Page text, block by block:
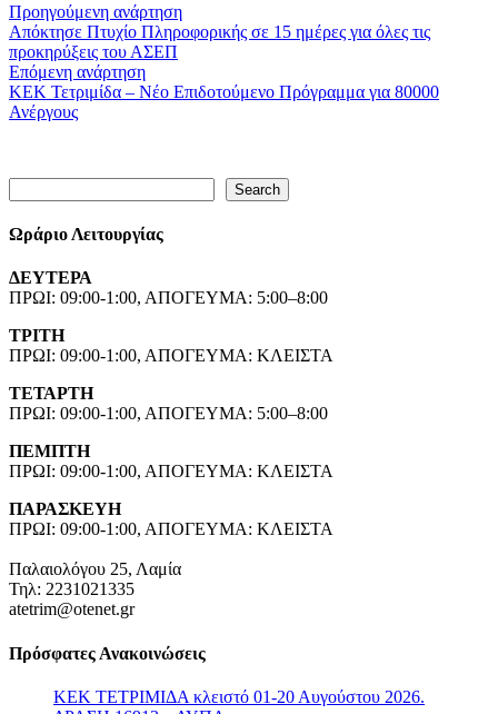
Προηγούμενη ανάρτηση
Απόκτησε Πτυχίο Πληροφορικής σε 15 ημέρες για όλες τις
προκηρύξεις του ΑΣΕΠ
Επόμενη ανάρτηση
ΚΕΚ Τετριμίδα – Νέο Επιδοτούμενο Πρόγραμμα για 80000
Ανέργους
Search
Ωράριο Λειτουργίας
ΔΕΥΤΕΡΑ
ΠΡΩΙ: 09:00-1:00, ΑΠΟΓΕΥΜΑ: 5:00–8:00
ΤΡΙΤΗ
ΠΡΩΙ: 09:00-1:00, ΑΠΟΓΕΥΜΑ: ΚΛΕΙΣΤΑ
ΤΕΤΑΡΤΗ
ΠΡΩΙ: 09:00-1:00, ΑΠΟΓΕΥΜΑ: 5:00–8:00
ΠΕΜΠΤΗ
ΠΡΩΙ: 09:00-1:00, ΑΠΟΓΕΥΜΑ: ΚΛΕΙΣΤΑ
ΠΑΡΑΣΚΕΥΗ
ΠΡΩΙ: 09:00-1:00, ΑΠΟΓΕΥΜΑ: ΚΛΕΙΣΤΑ
Παλαιολόγου 25, Λαμία
Τηλ: 2231021335
atetrim@otenet.gr
Πρόσφατες Ανακοινώσεις
ΚΕΚ ΤΕΤΡΙΜΙΔΑ κλειστό 01-20 Αυγούστου 2026.